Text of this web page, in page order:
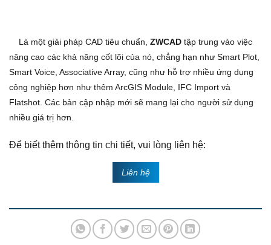
Là một giải pháp CAD tiêu chuẩn, ZWCAD tập trung vào việc
nâng cao các khả năng cốt lõi của nó, chẳng hạn như Smart Plot,
Smart Voice, Associative Array, cũng như hỗ trợ nhiều ứng dụng
công nghiệp hơn như thêm ArcGIS Module, IFC Import và
Flatshot. Các bản cập nhập mới sẽ mang lại cho người sử dụng
nhiều giá trị hơn.
Để biết thêm thông tin chi tiết, vui lòng liên hệ:
Liên hệ